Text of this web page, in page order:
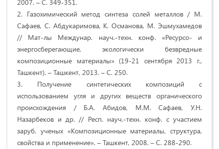
2007. – С. 349-351.
2. Газохимический метод синтеза солей металлов / М.
Сафаев, С. Абдукаримова, К. Османова, М. Эшмухамедов
// Мат-лы Междунар. науч.-техн. конф. «Ресурсо- и
энергосберегающие, экологически безвредные
композиционные материалы» (19-21 сентября 2013 г.,
Ташкент). – Ташкент, 2013. – С. 250.
3. Получение синтетических композиций с
использованием угля и других веществ органического
происхождения / Б.А. Абидов, М.М. Сафаев, У.Н.
Назарбеков и др. // Респ. науч.-техн. конф. с участием
заруб. ученых «Композиционные материалы, структура,
свойства и применение». – Ташкент, 2008. – С. 288-290.